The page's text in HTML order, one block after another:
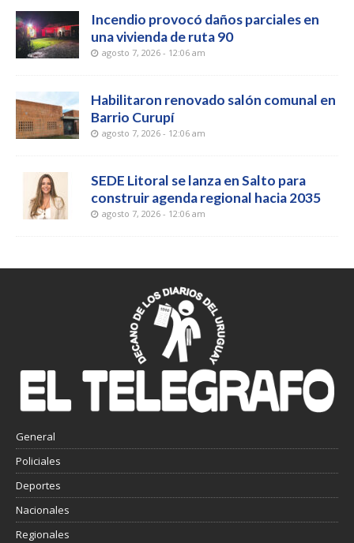
Incendio provocó daños parciales en
una vivienda de ruta 90
agosto 7, 2026 - 12:06 am
Habilitaron renovado salón comunal en
Barrio Curupí
agosto 7, 2026 - 12:06 am
SEDE Litoral se lanza en Salto para
construir agenda regional hacia 2035
agosto 7, 2026 - 12:06 am
General
Policiales
Deportes
Nacionales
Regionales